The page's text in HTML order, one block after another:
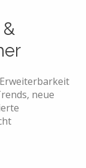
neue